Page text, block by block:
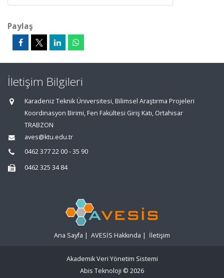
Paylaş
İletişim Bilgileri
Karadeniz Teknik Üniversitesi, Bilimsel Araştırma Projeleri
Koordinasyon Birimi, Fen Fakültesi Giriş Katı, Ortahisar
TRABZON
aves@ktu.edu.tr
0462 377 22 00 - 35 90
0462 325 34 84
Ana Sayfa | AVESİS Hakkında | İletişim
Akademik Veri Yönetim Sistemi
Abis Teknoloji © 2026